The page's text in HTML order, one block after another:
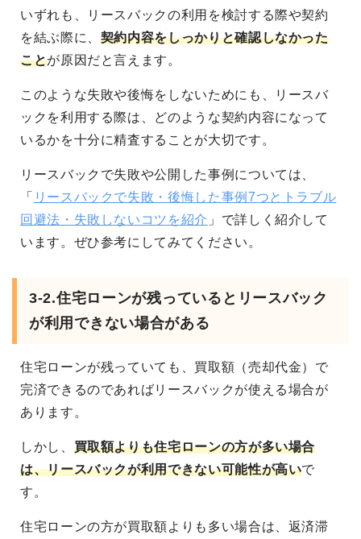
いずれも、リースバックの利用を検討する際や契約
を結ぶ際に、 契約内容をしっかりと確認しなかった
ことが原因だと言えます。
このような失敗や後悔をしないためにも、リースバ
ックを利用する際は、どのような契約内容になって
いるかを十分に精査することが大切です。
リースバックで失敗や公開した事例については、
「 リースバックで失敗・後悔した事例7つとトラブル
回避法・失敗しないコツを紹介 」で詳しく紹介して
います。ぜひ参考にしてみてください。
3-2.住宅ローンが残っているとリースバック
が利用できない場合がある
住宅ローンが残っていても、買取額（売却代金）で
完済できるのであればリースバックが使える場合が
あります。
しかし、 買取額よりも住宅ローンの方が多い場合
は、リースバックが利用できない可能性が高いで
す。
住宅ローンの方が買取額よりも多い場合は、返済滞